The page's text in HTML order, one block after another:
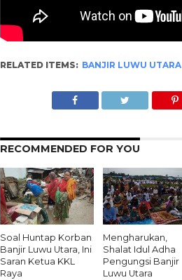
RELATED ITEMS: BANJIR LUWU UTARA
RECOMMENDED FOR YOU
Soal Huntap Korban
Banjir Luwu Utara, Ini
Saran Ketua KKL
Raya
Mengharukan,
Shalat Idul Adha
Pengungsi Banjir
Luwu Utara